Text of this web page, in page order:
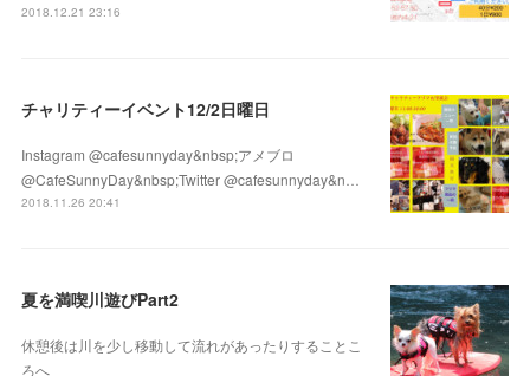
2018.12.21 23:16
チャリティーイベント12/2日曜日
Instagram @cafesunnyday&nbsp;アメブロ
@CafeSunnyDay&nbsp;Twitter @cafesunnyday&n…
2018.11.26 20:41
夏を満喫川遊びPart2
休憩後は川を少し移動して流れがあったりすることこ
ろへ